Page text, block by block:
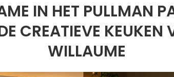
IN HET PULLMAN
CREATIEVE KEUKEN
WILLAUME